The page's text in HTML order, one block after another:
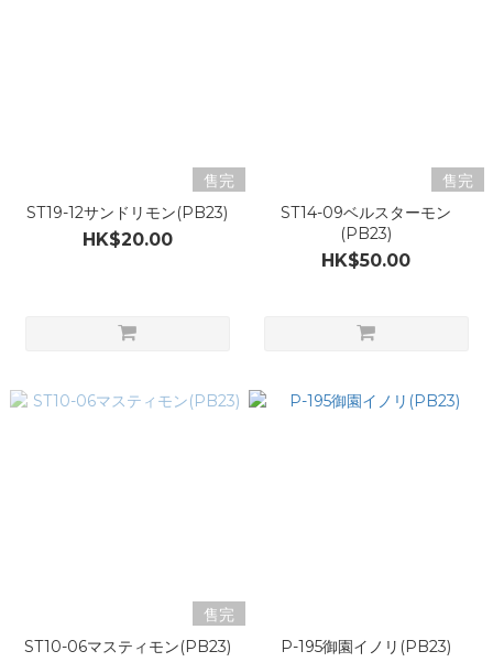
售完
ST19-12サンドリモン(PB23)
HK$20.00
售完
ST14-09ベルスターモン
(PB23)
HK$50.00
售完
ST10-06マスティモン(PB23)
P-195御園イノリ(PB23)